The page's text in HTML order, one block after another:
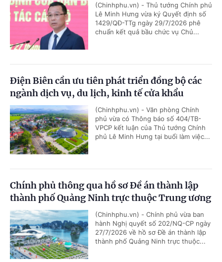
(Chinhphu.vn) - Thủ tướng Chính phủ
Lê Minh Hưng vừa ký Quyết định số
1429/QĐ-TTg ngày 29/7/2026 phê
chuẩn kết quả bầu chức vụ Chủ...
Điện Biên cần ưu tiên phát triển đồng bộ các
ngành dịch vụ, du lịch, kinh tế cửa khẩu
(Chinhphu.vn) - Văn phòng Chính
phủ vừa có Thông báo số 404/TB-
VPCP kết luận của Thủ tướng Chính
phủ Lê Minh Hưng tại buổi làm việc...
Chính phủ thông qua hồ sơ Đề án thành lập
thành phố Quảng Ninh trực thuộc Trung ương
(Chinhphu.vn) - Chính phủ vừa ban
hành Nghị quyết số 202/NQ-CP ngày
27/7/2026 về hồ sơ Đề án thành lập
thành phố Quảng Ninh trực thuộc...